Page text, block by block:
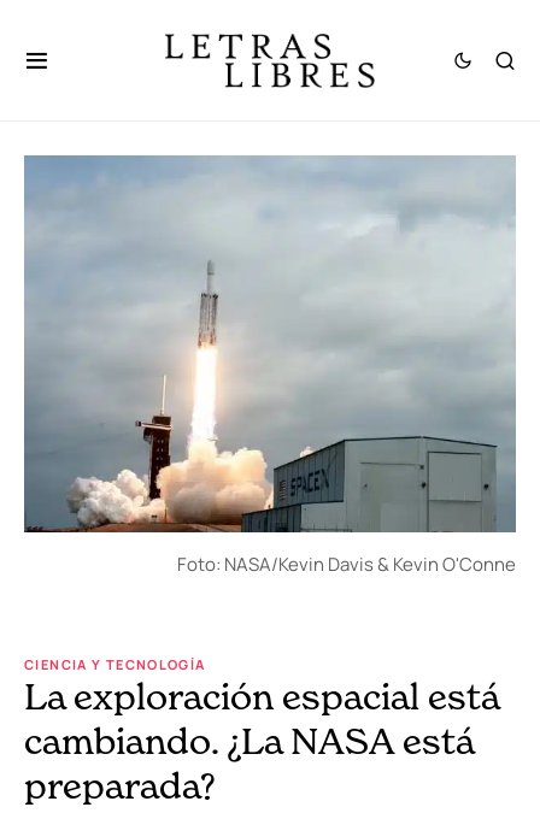
Foto: NASA/Kevin Davis & Kevin O'Conne
CIENCIA Y TECNOLOGÍA
La exploración espacial está
cambiando. ¿La NASA está
preparada?